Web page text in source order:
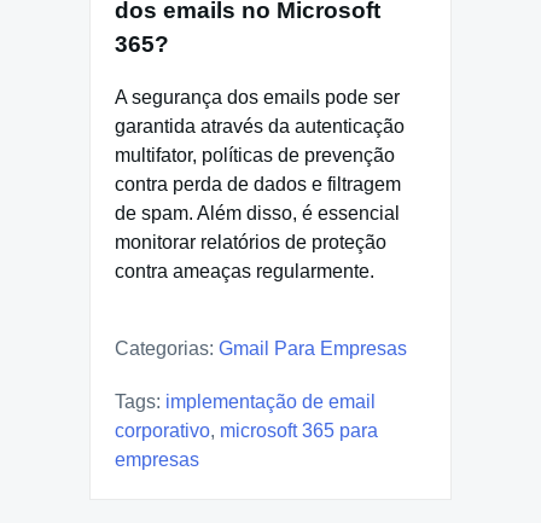
dos emails no Microsoft
365?
A segurança dos emails pode ser
garantida através da autenticação
multifator, políticas de prevenção
contra perda de dados e filtragem
de spam. Além disso, é essencial
monitorar relatórios de proteção
contra ameaças regularmente.
Categorias: Gmail Para Empresas
Tags: implementação de email
corporativo, microsoft 365 para
empresas